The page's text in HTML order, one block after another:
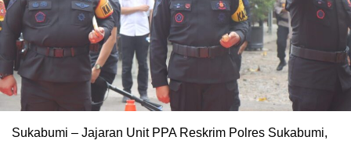
Sukabumi – Jajaran Unit PPA Reskrim Polres Sukabumi,